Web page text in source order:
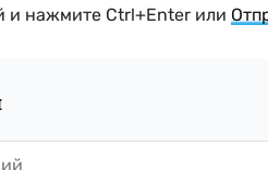
и нажмите Ctrl+Enter или